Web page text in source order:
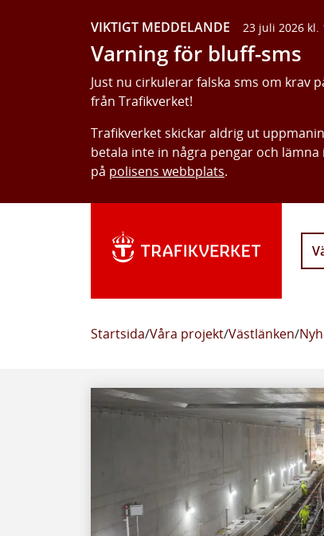
VIKTIGT MEDDELANDE 23 juli 2026 kl.
Varning för bluff-sms
Just nu cirkulerar falska sms om krav
från Trafikverket!
Trafikverket skickar aldrig ut
betala inte in några pengar och
på polisens webbplats.
Startsida/Våra projekt/Västlänken/